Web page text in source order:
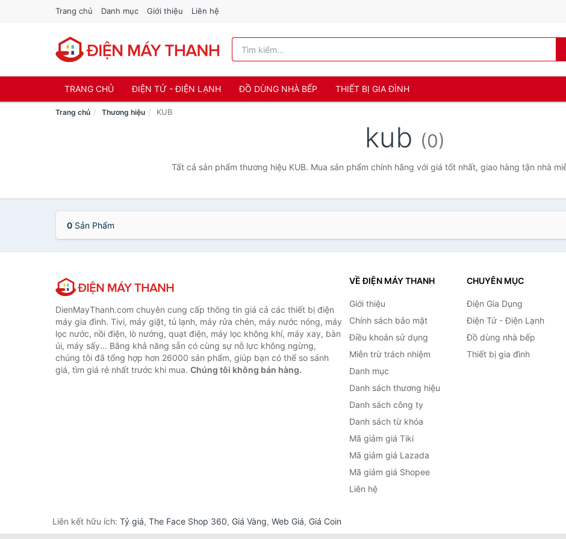
Trang chủ Danh mục Giới thiệu Liên hệ
TRANG CHỦ ĐIỆN TỬ - ĐIỆN LẠNH ĐỒ DÙNG NHÀ BẾP THIẾT BỊ GIA ĐÌNH
Trang chủ Thương hiệu KUB
kub (0)
Tất cả sản phẩm thương hiệu KUB. Mua sản phẩm chính hãng với giá tốt nhất, giao hàng tận nhà
0 Sản Phẩm
DienMayThanh.com chuyên cung cấp thông tin giá cả các thiết bị điện
máy gia đình. Tivi, máy giặt, tủ lạnh, máy rửa chén, máy nước nóng, máy
lọc nước, nồi điện, lò nướng, quạt điện, máy lọc không khí, máy xay, bàn
ủi, máy sấy... Bằng khả năng sẵn có cùng sự nỗ lực không ngừng,
chúng tôi đã tổng hợp hơn 26000 sản phẩm, giúp bạn có thể so sánh
giá, tìm giá rẻ nhất trước khi mua. Chúng tôi không bán hàng.
VỀ ĐIỆN MÁY THANH
Giới thiệu
Chính sách bảo mật
Điều khoản sử dụng
Miễn trừ trách nhiệm
Danh mục
Danh sách thương hiệu
Danh sách công ty
Danh sách từ khóa
Mã giảm giá Tiki
Mã giảm giá Lazada
Mã giảm giá Shopee
Liên hệ
CHUYÊN MỤC
Điện Gia Dụng
Điện Tử - Điện Lạnh
Đồ dùng nhà bếp
Thiết bị gia đình
Liên kết hữu ích: Tỷ giá, The Face Shop 360, Giá Vàng, Web Giá, Giá Coin